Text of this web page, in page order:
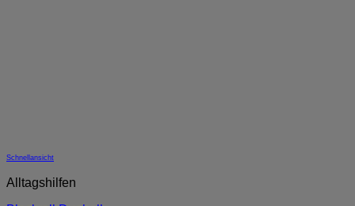
Schnellansicht
Alltagshilfen